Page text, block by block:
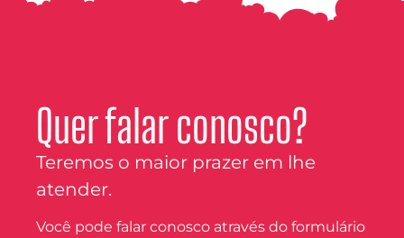
Quer falar conosco?
Teremos o maior prazer em lhe
atender.
Você pode falar conosco através do formulário